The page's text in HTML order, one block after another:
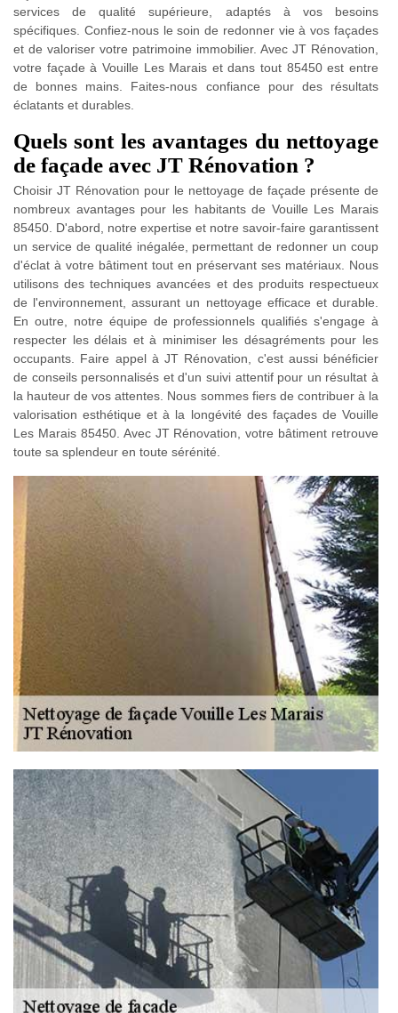
services de qualité supérieure, adaptés à vos besoins
spécifiques. Confiez-nous le soin de redonner vie à vos façades
et de valoriser votre patrimoine immobilier. Avec JT Rénovation,
votre façade à Vouille Les Marais et dans tout 85450 est entre
de bonnes mains. Faites-nous confiance pour des résultats
éclatants et durables.
Quels sont les avantages du nettoyage
de façade avec JT Rénovation ?
Choisir JT Rénovation pour le nettoyage de façade présente de
nombreux avantages pour les habitants de Vouille Les Marais
85450. D'abord, notre expertise et notre savoir-faire garantissent
un service de qualité inégalée, permettant de redonner un coup
d'éclat à votre bâtiment tout en préservant ses matériaux. Nous
utilisons des techniques avancées et des produits respectueux
de l'environnement, assurant un nettoyage efficace et durable.
En outre, notre équipe de professionnels qualifiés s'engage à
respecter les délais et à minimiser les désagréments pour les
occupants. Faire appel à JT Rénovation, c'est aussi bénéficier
de conseils personnalisés et d'un suivi attentif pour un résultat à
la hauteur de vos attentes. Nous sommes fiers de contribuer à la
valorisation esthétique et à la longévité des façades de Vouille
Les Marais 85450. Avec JT Rénovation, votre bâtiment retrouve
toute sa splendeur en toute sérénité.